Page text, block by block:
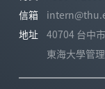
信箱
地址
40704 台中
東海大學管